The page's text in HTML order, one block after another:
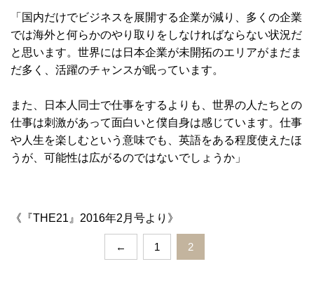
「国内だけでビジネスを展開する企業が減り、多くの企業
では海外と何らかのやり取りをしなければならない状況だ
と思います。世界には日本企業が未開拓のエリアがまだま
だ多く、活躍のチャンスが眠っています。
また、日本人同士で仕事をするよりも、世界の人たちとの
仕事は刺激があって面白いと僕自身は感じています。仕事
や人生を楽しむという意味でも、英語をある程度使えたほ
うが、可能性は広がるのではないでしょうか」
《『THE21』2016年2月号より》
← 1 2